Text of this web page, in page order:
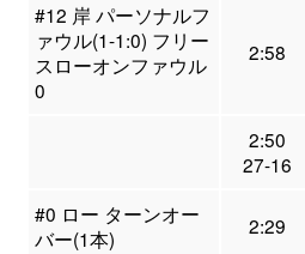
#12 岸 パーソナルフ
ァウル(1-1:0) フリー
スローオンファウル
0
2:58
2:50
27-16
#0 ロー ターンオー
バー(1本)
2:29